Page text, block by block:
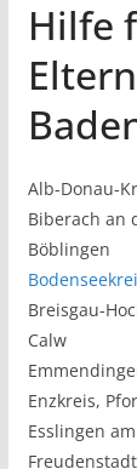
Hilfe
Alb-Donau-
Biberach an
Böblingen
Breisgau-
Calw
Enzkreis,
Esslingen
Freudenstadt